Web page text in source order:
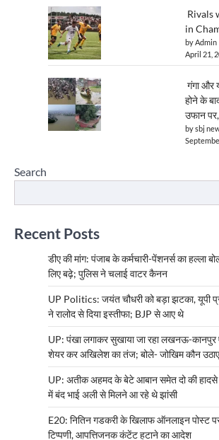
Rivals
in
by Admin
April 21,
गंगा और
होने के
उफान
by sbj
Search
Recent Posts
डीए की मांग: पंजाब के कर्मचारी-पेंशनर्स का हल्ला
लिए बढ़े; पुलिस ने चलाई वाटर कैनन
UP Politics: जयंत चौधरी को बड़ा झटका, यूपी
ने रालोद से दिया इस्तीफा; BJP से आए थे
UP: पंखा लगाकर सुखाया जा रहा लखनऊ-
शेयर कर अखिलेश का तंज; बोले- जोखिम कौन
UP: अतीक अहमद के बेटे आबान समेत दो की हादसे
में बंद भाई अली से मिलने आ रहे थे झांसी
E20: नितिन गडकरी के खिलाफ ऑनलाइन पोस्ट पर
टिप्पणी, आपत्तिजनक कंटेंट हटाने का आदेश